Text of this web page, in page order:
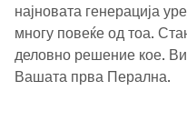
најновата генерација
многу повеќе од тоа.
деловно решение кое.
Вашата прва Перална.